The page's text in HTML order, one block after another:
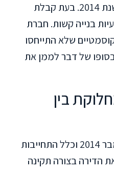
"פיבקו מול הים" בחיפה בשנת 2014. בעת קבלת
התגלו בעיות בנייה קשות. חברת
שלא התייחסו
של דבר לממן את
בין
הסכם הרכישה נחתם בנובמבר 2014 וכלל התחייבות
הדירה בצורה תקינה